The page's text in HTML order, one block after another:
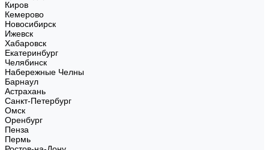
Киров
Кемерово
Новосибирск
Ижевск
Хабаровск
Екатеринбург
Челябинск
Набережные Челны
Барнаул
Астрахань
Санкт-Петербург
Омск
Оренбург
Пенза
Пермь